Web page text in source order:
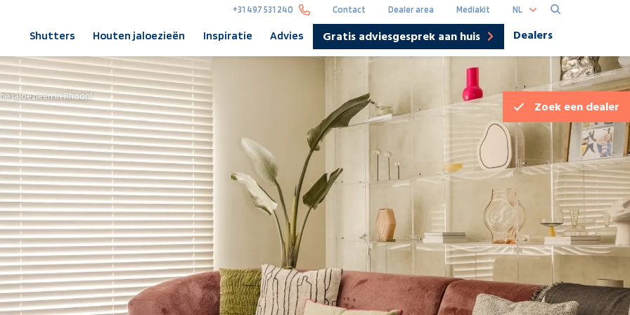
Zoek eendealer
+31 497 531 240 Contact Dealer area Mediakit NL
DE
Shutters Houten jaloezieën Inspiratie Advies Gratis adviesgesprek aan huis Dealers
jaloezieën in Rhoon!